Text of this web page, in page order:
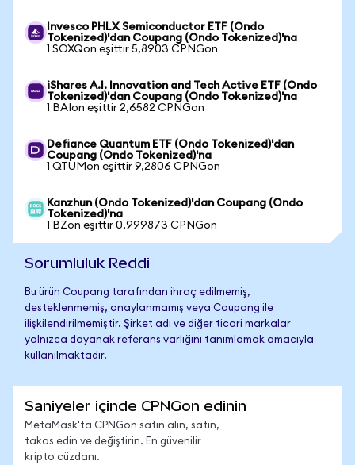
Invesco PHLX Semiconductor ETF (Ondo
Tokenized)'dan Coupang (Ondo Tokenized)'na
1 SOXQon eşittir 5,8903 CPNGon
iShares A.I. Innovation and Tech Active ETF (Ondo
Tokenized)'dan Coupang (Ondo Tokenized)'na
1 BAIon eşittir 2,6582 CPNGon
Defiance Quantum ETF (Ondo Tokenized)'dan
Coupang (Ondo Tokenized)'na
1 QTUMon eşittir 9,2806 CPNGon
Kanzhun (Ondo Tokenized)'dan Coupang (Ondo
Tokenized)'na
1 BZon eşittir 0,999873 CPNGon
Sorumluluk Reddi
Bu ürün Coupang tarafından ihraç edilmemiş,
desteklenmemiş, onaylanmamış veya Coupang ile
ilişkilendirilmemiştir. Şirket adı ve diğer ticari markalar
yalnızca dayanak referans varlığını tanımlamak amacıyla
kullanılmaktadır.
Saniyeler içinde CPNGon edinin
MetaMask'ta CPNGon satın alın, satın,
takas edin ve değiştirin. En güvenilir
kripto cüzdanı.